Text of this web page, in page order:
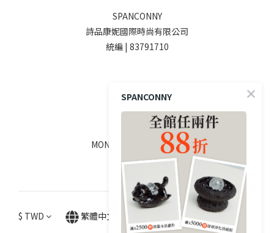
SPANCONNY
詩品康妮國際時尚有限公司
統編 | 83791710
SOCIALS
線上客服
MON - FRI / 9:00 - 18:00
$ TWD 繁體中文
SPANCONNY